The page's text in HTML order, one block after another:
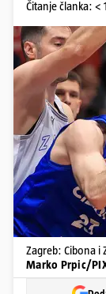
Čitanje članka: <
Zagreb: Cibona i
Marko Prpic/